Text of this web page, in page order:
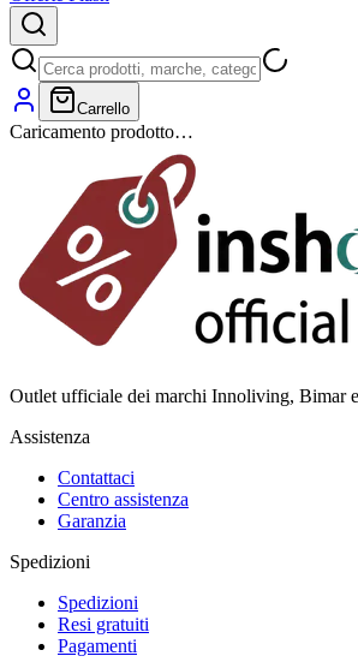
Carrello
Caricamento prodotto…
Outlet ufficiale dei marchi Innoliving, Bimar
Assistenza
Contattaci
Centro assistenza
Garanzia
Spedizioni
Spedizioni
Resi gratuiti
Pagamenti